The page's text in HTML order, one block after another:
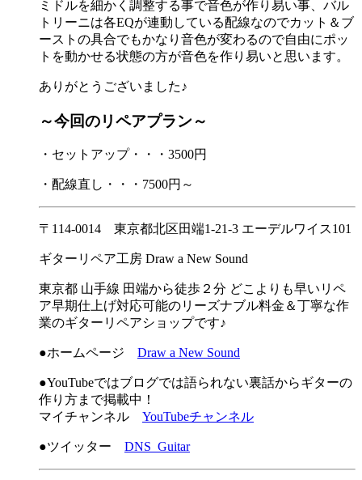
ミドルを細かく調整する事で音色が作り易い事、バル
トリーニは各EQが連動している配線なのでカット＆ブ
ーストの具合でもかなり音色が変わるので自由にポッ
トを動かせる状態の方が音色を作り易いと思います。
ありがとうございました♪
～今回のリペアプラン～
・セットアップ・・・3500円
・配線直し・・・7500円～
〒114-0014 東京都北区田端1-21-3 エーデルワイス101
ギターリペア工房 Draw a New Sound
東京都 山手線 田端から徒歩２分 どこよりも早いリペ
ア早期仕上げ対応可能のリーズナブル料金＆丁寧な作
業のギターリペアショップです♪
●ホームページ Draw a New Sound
●YouTubeではブログでは語られない裏話からギターの
作り方まで掲載中！
マイチャンネル YouTubeチャンネル
●ツイッター DNS_Guitar